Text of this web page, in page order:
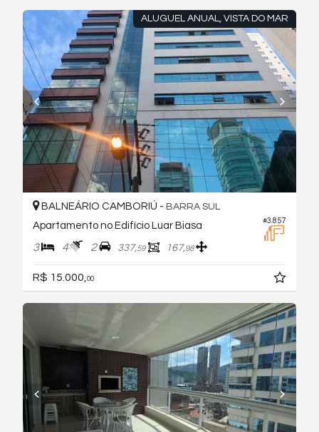
ALUGUEL ANUAL, VISTA DO MAR
#3.857
BALNEÁRIO CAMBORIÚ - BARRA SUL
Apartamento no Edifício Luar Biasa
3 4 2 337,59 167,98
R$ 15.000, 00